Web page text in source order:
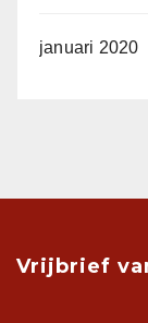
januari 2020
Vrijbrief